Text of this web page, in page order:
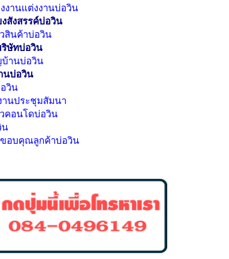
งานแต่งงานบ่อวิน
สังสรรค์บ่อวิน
สินค้าบ่อวิน
ริษัทบ่อวิน
านบ่อวิน
นบ่อวิน
วิน
านประชุมสัมนา
คอนโดบ่อวิน
น
ขอบคุณลูกค้าบ่อวิน